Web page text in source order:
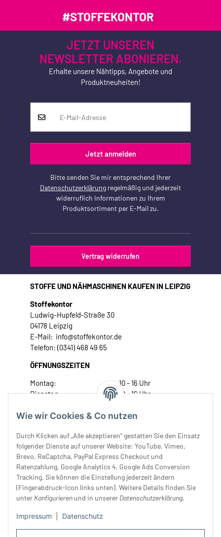
Wie wir Cookies & Co nutzen
Durch Klicken auf „Alle akzeptieren“ gestatten Sie den Einsatz
folgender Dienste auf unserer Website: YouTube, Vimeo,
Brevo, ReCaptcha, PayPal Express Checkout und
Ratenzahlung, Google Analytics 4, Google Ads Conversion
Tracking. Sie können die Einstellung jederzeit ändern
(Fingerabdruck-Icon links unten). Weitere Details finden Sie
unter Konfigurieren und in unserer Datenschutzerklärung.
Impressum Datenschutz
#STOFFEKONTOR
JETZT UNSEREN
NEWSLETTER ABONIEREN.
Erhalte unsere Nähtipps, Angebote und
Produktneuheiten!
Jetzt anmelden
Bitte senden Sie mir entsprechend Ihrer
Datenschutzerklärung regelmäßig und jederzeit
widerruflich Informationen zu Ihrem
Produktsortiment per E-Mail zu.
Vertrag widerrufen
STOFFE UND NÄHMASCHINEN KAUFEN IN LEIPZIG
Stoffekontor
Ludwig-Hupfeld-Straße 30
04178 Leipzig
E-Mail: info@stoffekontor.de
Telefon: (0341) 468 49 65
ÖFFNUNGSZEITEN
Montag:
10 - 16 Uhr
Dienstag:
10 - 16 Uhr
Donnerstag:
10 - 18 Uhr
Samstag:
10 - 14 Uhr
Unser Service
Rechtliches